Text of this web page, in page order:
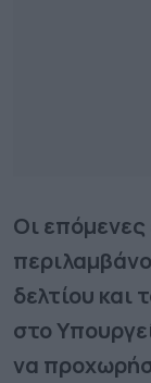
Οι επόμενες
δελτίου και
στο
να